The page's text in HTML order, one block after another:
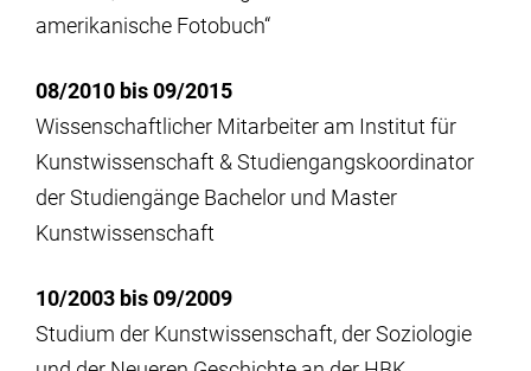
amerikanische Fotobuch“
08/2010 bis 09/2015
Wissenschaftlicher Mitarbeiter am Institut für
Kunstwissenschaft & Studiengangskoordinator
der Studiengänge Bachelor und Master
Kunstwissenschaft
10/2003 bis 09/2009
Studium der Kunstwissenschaft, der Soziologie